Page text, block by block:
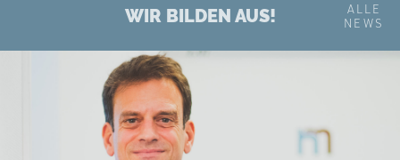
WIR BILDEN AUS!
ALLE
NEWS